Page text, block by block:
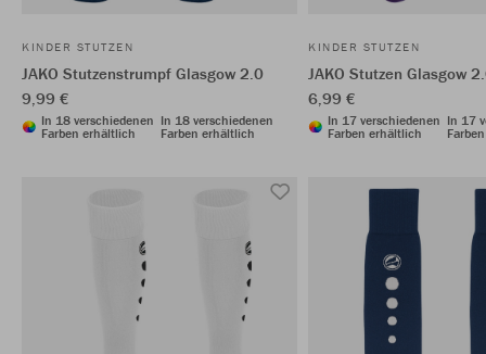
KINDER STUTZEN
JAKO Stutzenstrumpf Glasgow 2.0
9,99 €
In 18 verschiedenen
Farben erhältlich
In 18 verschiedenen
Farben erhältlich
KINDER STUTZEN
JAKO Stutzen Glasgow
6,99 €
In 17 verschiedenen
Farben erhältlich
In 17